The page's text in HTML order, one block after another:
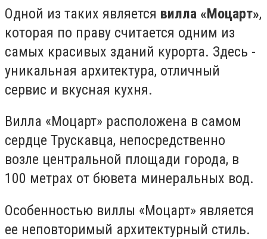
Одной из таких является вилла «Моцарт»,
которая по праву считается одним из
самых красивых зданий курорта. Здесь -
уникальная архитектура, отличный
сервис и вкусная кухня.
Вилла «Моцарт» расположена в самом
сердце Трускавца, непосредственно
возле центральной площади города, в
100 метрах от бювета минеральных вод.
Особенностью виллы «Моцарт» является
ее неповторимый архитектурный стиль.